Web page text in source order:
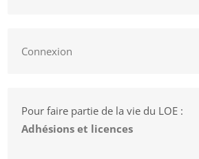
Connexion
Pour faire partie de la vie du LOE :
Adhésions et licences